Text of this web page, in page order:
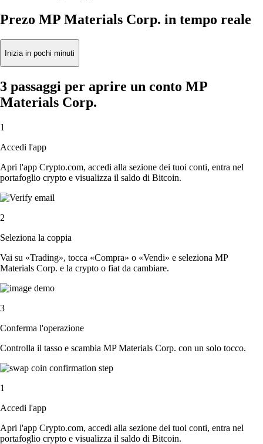
Prezo MP Materials Corp. in tempo reale
Inizia in pochi minuti
3 passaggi per aprire un conto MP
Materials Corp.
1
Accedi l'app
Apri l'app Crypto.com, accedi alla sezione dei tuoi conti, entra nel
portafoglio crypto e visualizza il saldo di Bitcoin.
2
Seleziona la coppia
Vai su «Trading», tocca «Compra» o «Vendi» e seleziona MP
Materials Corp. e la crypto o fiat da cambiare.
3
Conferma l'operazione
Controlla il tasso e scambia MP Materials Corp. con un solo tocco.
1
Accedi l'app
Apri l'app Crypto.com, accedi alla sezione dei tuoi conti, entra nel
portafoglio crypto e visualizza il saldo di Bitcoin.